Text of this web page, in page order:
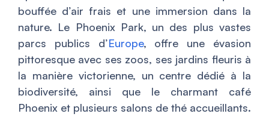
bouffée d’air frais et une immersion dans la
nature. Le Phoenix Park, un des plus vastes
parcs publics d’Europe, offre une évasion
pittoresque avec ses zoos, ses jardins fleuris à
la manière victorienne, un centre dédié à la
biodiversité, ainsi que le charmant café
Phoenix et plusieurs salons de thé accueillants.